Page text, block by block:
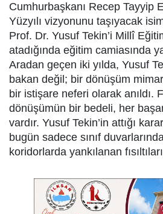
Cumhurbaşkanı Recep Tayyip
Yüzyılı vizyonunu taşıyacak
Prof. Dr. Yusuf Tekin’i Millî
atadığında eğitim camiasında
Aradan geçen iki yılda, Yusuf
bakan değil; bir dönüşüm
bir istişare neferi olarak anıldı.
dönüşümün bir bedeli, her
vardır. Yusuf Tekin’in attığı
bugün sadece sınıf
koridorlarda yankılanan